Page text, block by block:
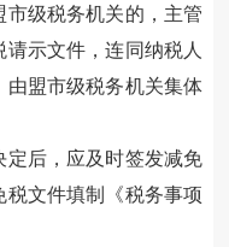
级税务机关的，主管
示文件，连同纳税人
由盟市级税务机关集体
后，应及时签发减免
文件填制《税务事项